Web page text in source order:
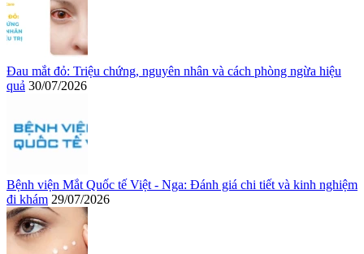
Đau mắt đỏ: Triệu chứng, nguyên nhân và cách phòng ngừa hiệu
quả 30/07/2026
Bệnh viện Mắt Quốc tế Việt - Nga: Đánh giá chi tiết và kinh nghiệm
đi khám 29/07/2026